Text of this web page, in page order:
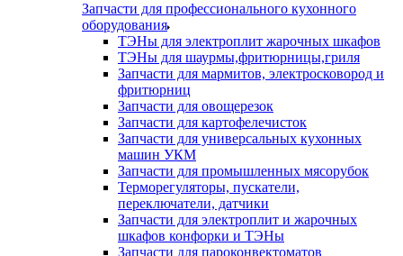
Запчасти для профессионального кухонного
оборудования
ТЭНы для электроплит жарочных шкафов
ТЭНы для шаурмы,фритюрницы,гриля
Запчасти для мармитов, электросковород и
фритюрниц
Запчасти для овощерезок
Запчасти для картофелечисток
Запчасти для универсальных кухонных
машин УКМ
Запчасти для промышленных мясорубок
Терморегуляторы, пускатели,
переключатели, датчики
Запчасти для электроплит и жарочных
шкафов конфорки и ТЭНы
Запчасти для пароконвектоматов